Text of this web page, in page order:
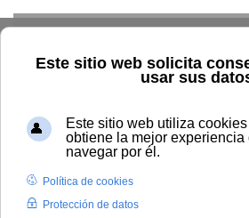
Explorar el catálogo